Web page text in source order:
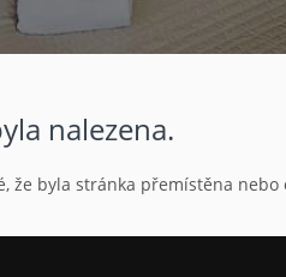
nalezena.
že byla stránka přemístěna nebo